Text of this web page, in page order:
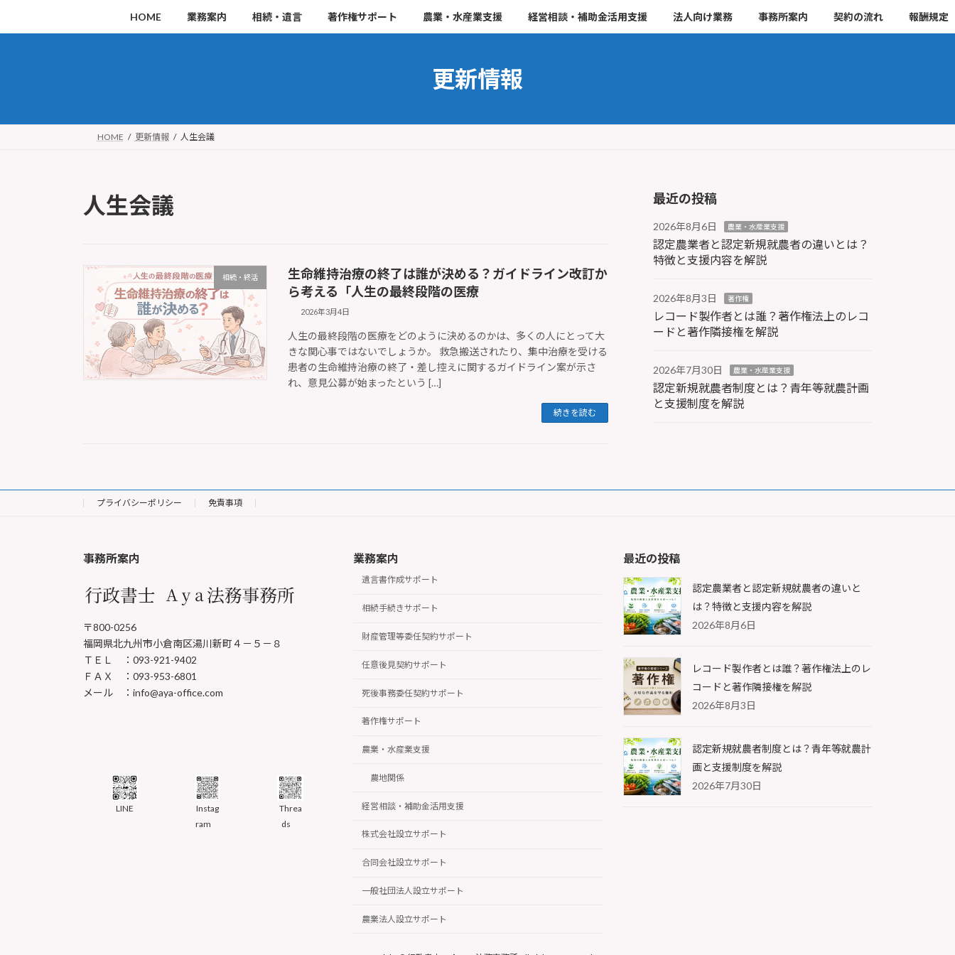
ン
ビ
HOME 業務案内 相続・遺言 著作権サポート 農業・水産業支援 経営相談・補助金活用支援 法人向け業務 事務所案内 契約の流れ 報酬規定
更新情報
HOME 更新情報 人生会議
人生会議
相続・終活
生命維持治療の終了は誰が決める？ガイドライン改訂か
ら考える「人生の最終段階の医療
2026年3月4日
人生の最終段階の医療をどのように決めるのかは、多くの人にとって大
きな関心事ではないでしょうか。 救急搬送されたり、集中治療を受ける
患者の生命維持治療の終了・差し控えに関するガイドライン案が示さ
れ、意見公募が始まったという […]
続きを読む
最近の投稿
2026年8月6日 農業・水産業支援
認定農業者と認定新規就農者の違いとは？
特徴と支援内容を解説
2026年8月3日 著作権
レコード製作者とは誰？著作権法上のレコ
ードと著作隣接権を解説
2026年7月30日 農業・水産業支援
認定新規就農者制度とは？青年等就農計画
と支援制度を解説
プライバシーポリシー 免責事項
事務所案内
〒800-0256
福岡県北九州市小倉南区湯川新町４－５－８
ＴＥＬ ：093-921-9402
ＦＡＸ ：093-953-6801
メール ：info@aya-office.com
LINE
Instag
ram
Threa
ds
業務案内
遺言書作成サポート
相続手続きサポート
財産管理等委任契約サポート
任意後見契約サポート
死後事務委任契約サポート
著作権サポート
農業・水産業支援
農地関係
経営相談・補助金活用支援
株式会社設立サポート
合同会社設立サポート
一般社団法人設立サポート
農業法人設立サポート
最近の投稿
認定農業者と認定新規就農者の違いと
は？特徴と支援内容を解説
2026年8月6日
レコード製作者とは誰？著作権法上のレ
コードと著作隣接権を解説
2026年8月3日
認定新規就農者制度とは？青年等就農計
画と支援制度を解説
2026年7月30日